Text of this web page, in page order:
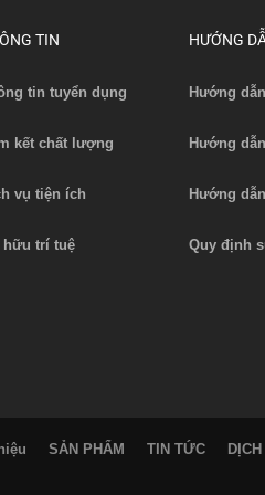
TIN
tin tuyển dụng
kết chất lượng
vụ tiện ích
hữu trí tuệ
HƯỚNG
Hướng
Hướng
Hướng
Quy định
SẢN PHẨM TIN TỨC